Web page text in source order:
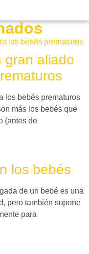
gran aliado
los bebés prematuros
más los bebés que
(antes de
los bebés
de un bebé es una
pero también supone
para